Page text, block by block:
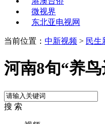
微视界
东北亚电视网
当前位置： 中新视频 > 民生
河南8旬“养
搜 索